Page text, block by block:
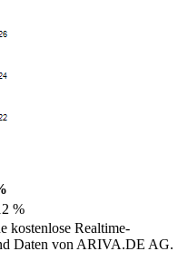
%
kostenlose Realtime-
Daten von ARIVA.DE AG.